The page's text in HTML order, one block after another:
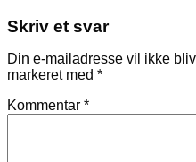
Skriv et svar
Din e-mailadresse vil ikke
markeret med *
Kommentar *